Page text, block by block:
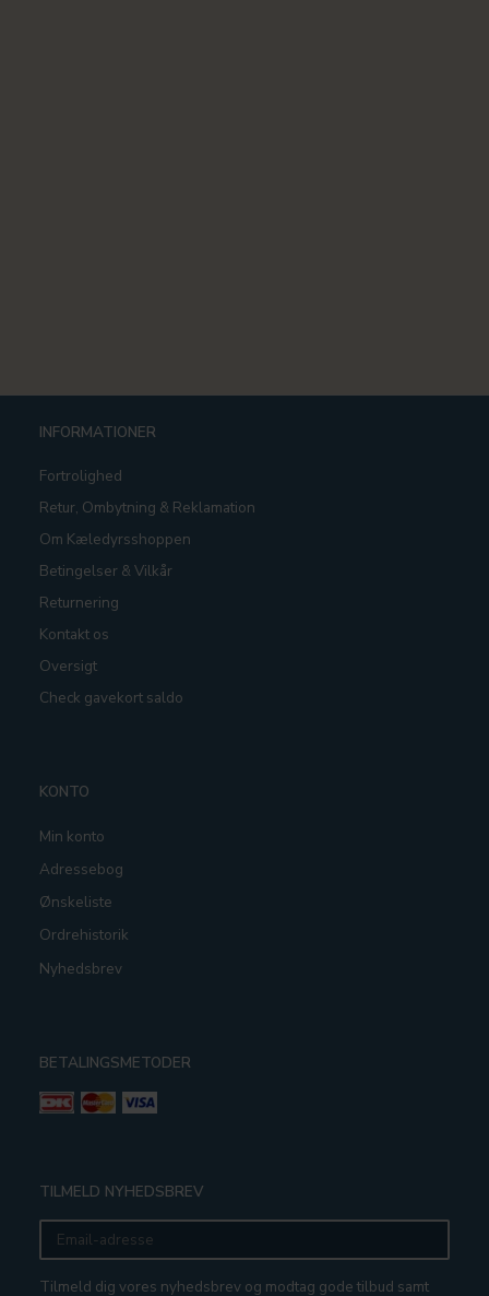
INFORMATIONER
Fortrolighed
Retur, Ombytning & Reklamation
Om Kæledyrsshoppen
Betingelser & Vilkår
Returnering
Kontakt os
Oversigt
Check gavekort saldo
KONTO
Min konto
Adressebog
Ønskeliste
Ordrehistorik
Nyhedsbrev
BETALINGSMETODER
TILMELD NYHEDSBREV
Email-
adresse
Tilmeld dig vores nyhedsbrev og modtag gode tilbud samt